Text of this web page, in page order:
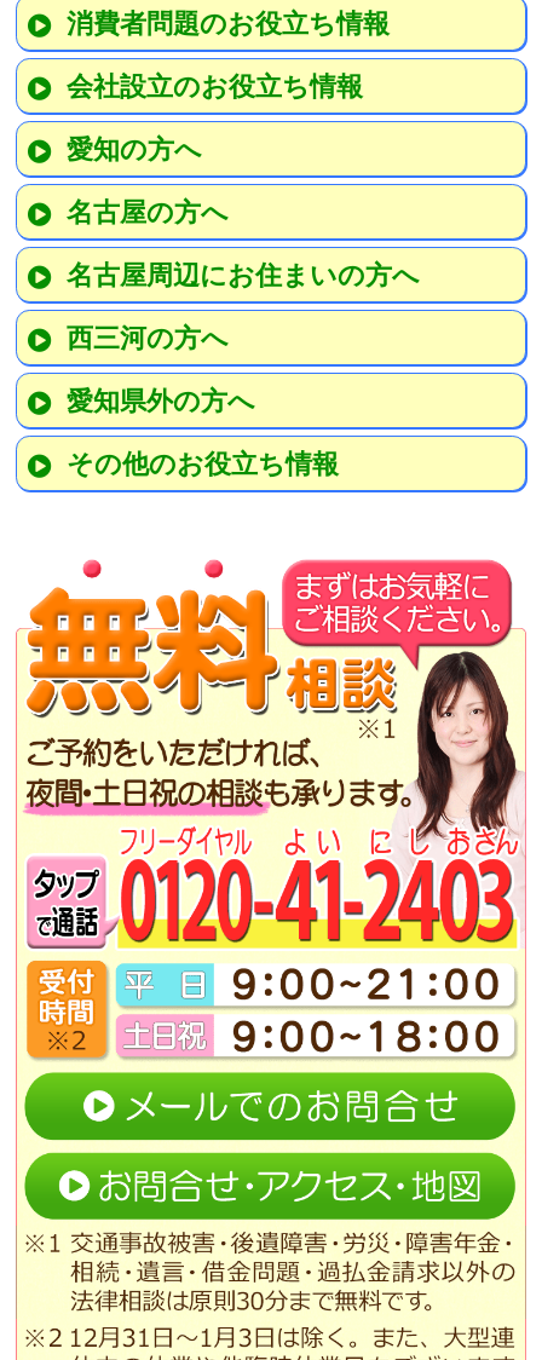
消費者問題のお役立ち情報
会社設立のお役立ち情報
愛知の方へ
名古屋の方へ
名古屋周辺にお住まいの方へ
西三河の方へ
愛知県外の方へ
その他のお役立ち情報